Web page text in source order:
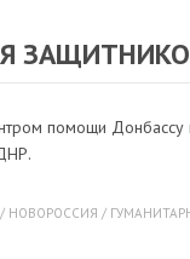
помощи Донбассу
/ НОВОРОССИЯ /